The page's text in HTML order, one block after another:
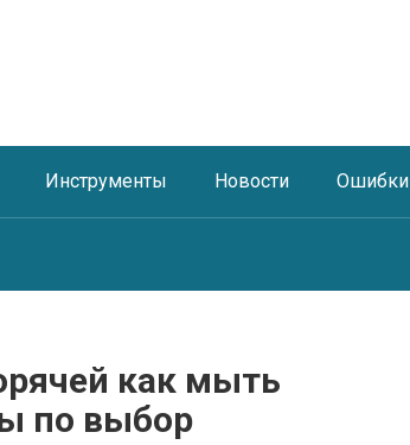
Инструменты Новости Ошибки
как мыть
по выбор